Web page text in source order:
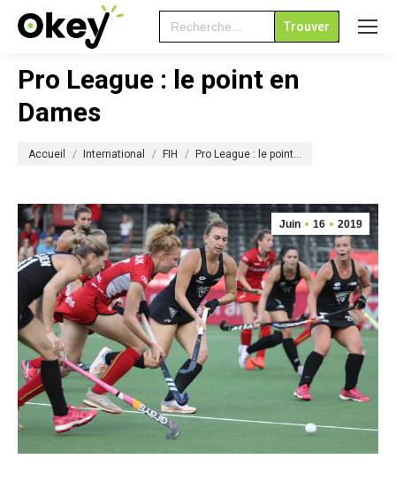
Search
for:
Pro League : le point en
Dames
Accueil International FIH Pro League : le point…
Juin 16 2019